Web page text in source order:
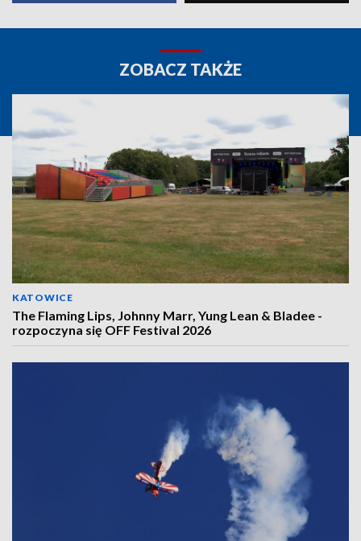
ZOBACZ TAKŻE
KATOWICE
The Flaming Lips, Johnny Marr, Yung Lean & Bladee -
rozpoczyna się OFF Festival 2026